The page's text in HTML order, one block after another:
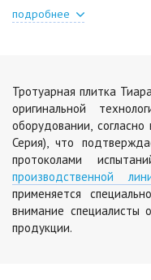
подробнее
Тротуарная плитка
оригинальной
оборудовании, согласно
Серия), что
протоколами
производственной
применяется
внимание специалисты
продукции.